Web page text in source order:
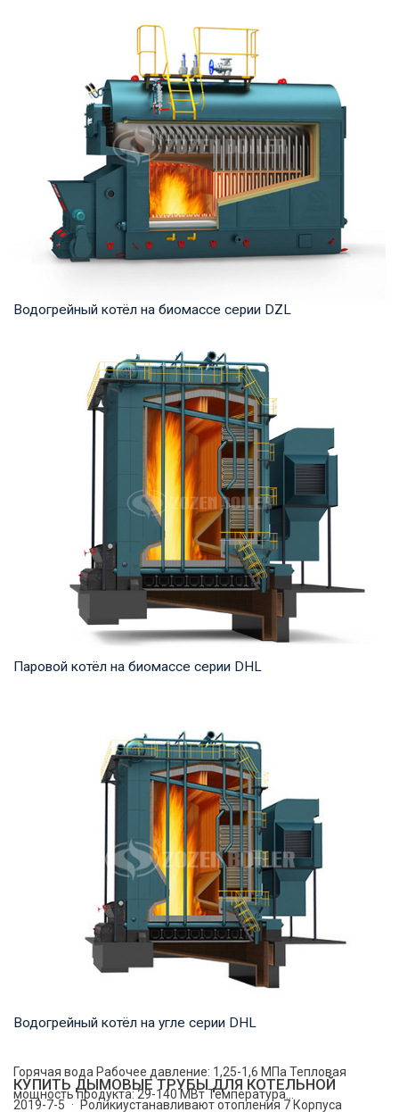
мощность продукта: 58-116 МВт Температура...
Водогрейный котёл на биомассе серии DZL
Горячая вода Рабочее давление: 1,0-1,6 МПа Тепловая
мощность продукта: 1,4-14 МВт Температура ...
Паровой котёл на биомассе серии DHL
продукта: 20-75 т/ч Температура на выходе...
Водогрейный котёл на угле серии DHL
Горячая вода Рабочее давление: 1,25-1,6 МПа Тепловая
мощность продукта: 29-140 МВт Температура...
КУПИТЬ ДЫМОВЫЕ ТРУБЫ ДЛЯ КОТЕЛЬНОЙ
2019-7-5 · Роликиустанавливают отопления 7 Корпуса